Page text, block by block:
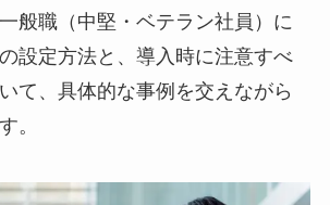
般職（中堅・ベテラン社員）に
設定方法と、導入時に注意すべ
て、具体的な事例を交えながら
。